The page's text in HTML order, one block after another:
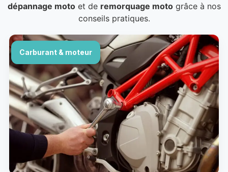
dépannage motoet de remorquage motogrâce à nos
conseils pratiques.
Carburant & moteur